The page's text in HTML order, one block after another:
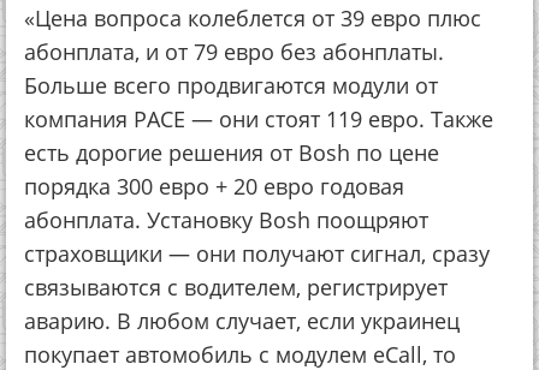
«Цена вопроса колеблется от 39 евро плюс
абонплата, и от 79 евро без абонплаты.
Больше всего продвигаются модули от
компания PACE — они стоят 119 евро. Также
есть дорогие решения от Bosh по цене
порядка 300 евро + 20 евро годовая
абонплата. Установку Bosh поощряют
страховщики — они получают сигнал, сразу
связываются с водителем, регистрирует
аварию. В любом случает, если украинец
покупает автомобиль с модулем eCall, то